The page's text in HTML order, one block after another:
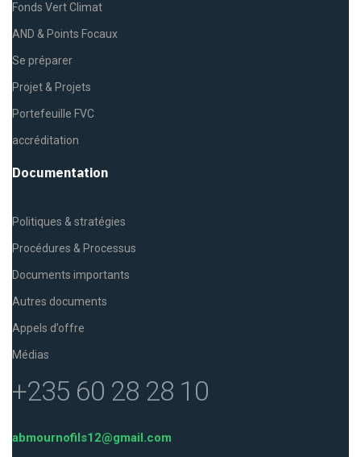
Fonds Vert Climat
AND & Points Focaux
Se préparer
Projet & Projets
Portefeuille FVC
accréditation
Documentation
Politiques & stratégies
Procédures & Processus
Documents importants
Autres documents
Appels d’offre
Médias
+235 60 28 28 10
abmournofils12@gmail.com